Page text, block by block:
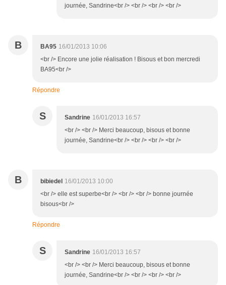
journée, Sandrine<br /> <br /> <br /> <br />
B BA95 16/01/2013 10:06
<br /> Encore une jolie réalisation ! Bisous et bon mercredi
BA95<br />
Répondre
S Sandrine 16/01/2013 16:57
<br /> <br /> Merci beaucoup, bisous et bonne
journée, Sandrine<br /> <br /> <br /> <br />
B bibiedel 16/01/2013 10:00
<br /> elle est superbe<br /> <br /> <br /> bonne journée
bisous<br />
Répondre
S Sandrine 16/01/2013 16:57
<br /> <br /> Merci beaucoup, bisous et bonne
journée, Sandrine<br /> <br /> <br /> <br />